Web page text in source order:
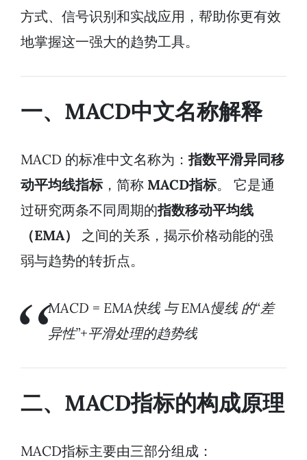
方式、信号识别和实战应用，帮助你更有效
地掌握这一强大的趋势工具。
一、MACD中文名称解释
MACD 的标准中文名称为： 指数平滑异同移
动平均线指标，简称 MACD指标。 它是通
过研究两条不同周期的指数移动平均线
（EMA）
之间的关系，揭示价格动能的强
弱与趋势的转折点。
MACD = EMA快线 与 EMA慢线 的“差
异性”+平滑处理的趋势线
二、MACD指标的构成原理
MACD指标主要由三部分组成：